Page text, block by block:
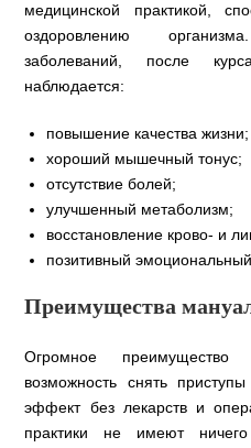
медицинской практикой,
оздоровлению
заболеваний, после
наблюдается:
повышение качества жизни;
хороший мышечный тонус;
отсутствие болей;
улучшенный метаболизм;
восстановление крово- и
позитивный
Преимущества
Огромное
возможность снять
эффект без лекарств и
практики не имеют